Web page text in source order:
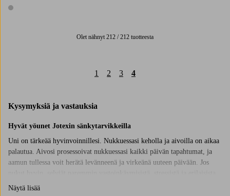
1 väri
Olet nähnyt 212 / 212 tuotteesta
1 2 3 4
Kysymyksiä ja vastauksia
Hyvät yöunet Jotexin sänkytarvikkeilla
Uni on tärkeää hyvinvoinnillesi. Nukkuessasi keholla ja aivoilla on aikaa
palautua. Aivosi prosessoivat nukkuessasi kaikki päivän tapahtumat, ja
aamun tullessa voit herätä levänneenä ja virkeänä uuteen päivään. Jos
rasituksista. Täältä löydät sänkytarvikkeet, jotka voivat auttaa sinua
Näytä lisää